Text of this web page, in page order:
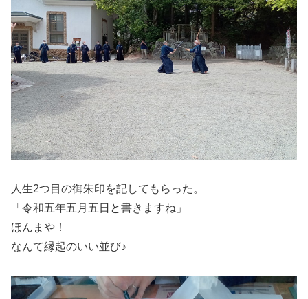
人生2つ目の御朱印を記してもらった。
「令和五年五月五日と書きますね」
ほんまや！
なんて縁起のいい並び♪